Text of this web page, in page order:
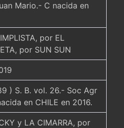
Mario.- C nacida en
por EL
por SUN SUN
) S. B. vol. 26.- Soc Agr
en CHILE en 2016.
y LA CIMARRA, por